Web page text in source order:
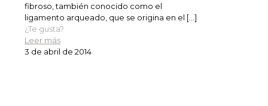
fibroso, también conocido como el
ligamento arqueado, que se origina en el […]
¿Te gusta?
Leer más
3 de abril de 2014